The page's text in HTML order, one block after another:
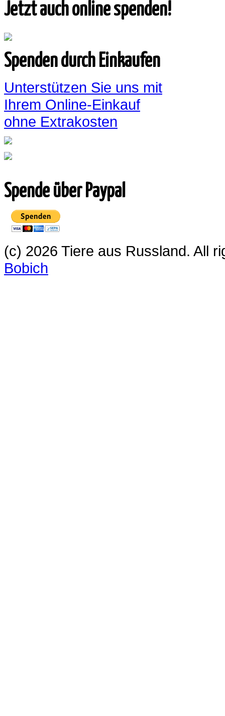
Jetzt auch online spenden!
Spenden durch Einkaufen
Unterstützen Sie uns mit
Ihrem Online-Einkauf
ohne Extrakosten
Spende über Paypal
(c) 2026 Tiere aus Russland. All
Bobich